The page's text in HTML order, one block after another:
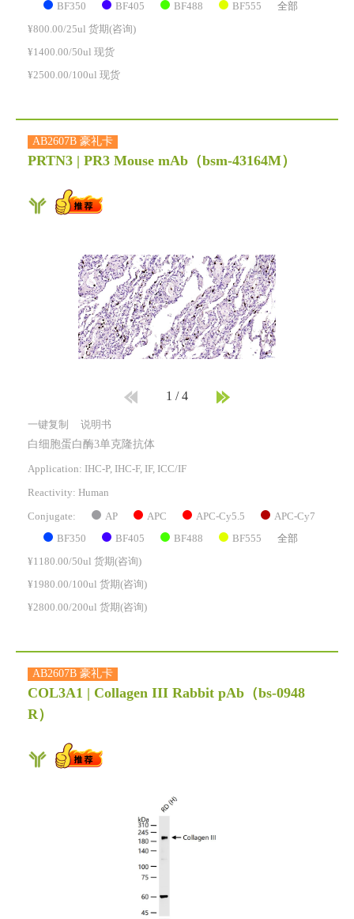
BF350 BF405 BF488 BF555 全部
¥800.00/25ul 货期(咨询)
¥1400.00/50ul 现货
¥2500.00/100ul 现货
AB2607B 豪礼卡
PRTN3 | PR3 Mouse mAb （bsm-43164M）
1 /4
一键复制 说明书
白细胞蛋白酶3单克隆抗体
Application: IHC-P, IHC-F, IF, ICC/IF
Reactivity: Human
Conjugate: AP APC APC-Cy5.5 APC-Cy7
BF350 BF405 BF488 BF555 全部
¥1180.00/50ul 货期(咨询)
¥1980.00/100ul 货期(咨询)
¥2800.00/200ul 货期(咨询)
AB2607B 豪礼卡
COL3A1 | Collagen III Rabbit pAb （bs-0948
R）